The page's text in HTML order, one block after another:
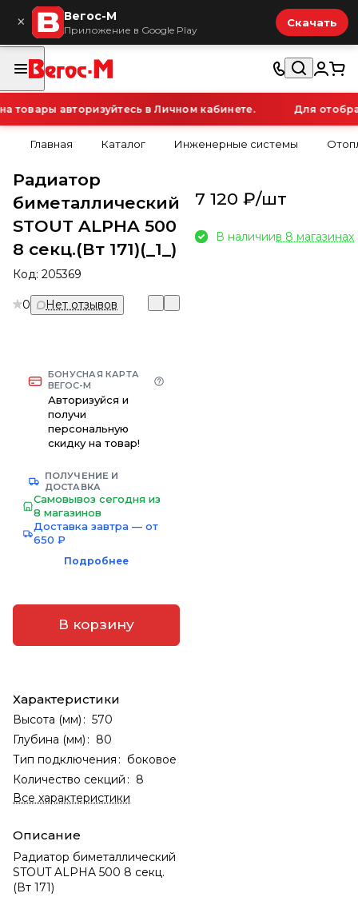
× Вегос-М
Приложение в Google Play
Скачать
авторизуйтесь в Личном кабинете. Для
Главная Каталог Инженерные системы
Радиатор
биметаллический
STOUT ALPHA 500
8 секц.(Вт 171)(_1_)
Код: 205369
0 Нет отзывов
БОНУСНАЯ КАРТА
ВЕГОС-М
Авторизуйся и
получи
персональную
скидку на товар!
ПОЛУЧЕНИЕ И
ДОСТАВКА
Самовывоз сегодня из
8 магазинов
Доставка завтра — от
650 ₽
Подробнее
В корзину
Характеристики
Высота (мм) : 570
Глубина (мм) : 80
Тип подключения : боковое
Количество секций : 8
Все характеристики
Описание
Радиатор биметаллический
STOUT ALPHA 500 8 секц.
(Вт 171)
7 120 ₽/шт
В наличиив 8 магазинах